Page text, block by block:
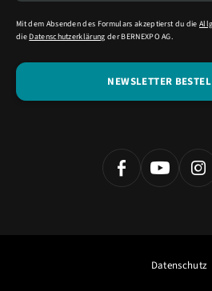
Mit dem Absenden des Formulars akzeptierst du die
die Datenschutzerklärung der BERNEXPO AG.
Datenschutz